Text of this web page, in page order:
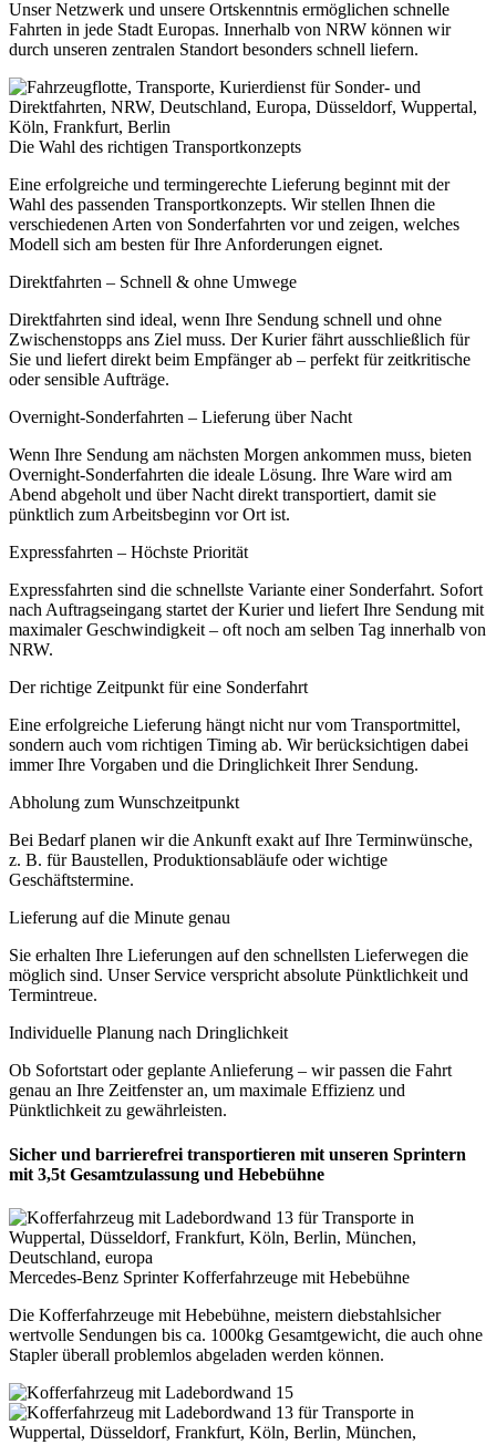
Unser Netzwerk und unsere Ortskenntnis ermöglichen schnelle
Fahrten in jede Stadt Europas. Innerhalb von NRW können wir
durch unseren zentralen Standort besonders schnell liefern.
Die Wahl des richtigen Transportkonzepts
Eine erfolgreiche und termingerechte Lieferung beginnt mit der
Wahl des passenden Transportkonzepts. Wir stellen Ihnen die
verschiedenen Arten von Sonderfahrten vor und zeigen, welches
Modell sich am besten für Ihre Anforderungen eignet.
Direktfahrten – Schnell & ohne Umwege
Direktfahrten sind ideal, wenn Ihre Sendung schnell und ohne
Zwischenstopps ans Ziel muss. Der Kurier fährt ausschließlich für
Sie und liefert direkt beim Empfänger ab – perfekt für zeitkritische
oder sensible Aufträge.
Overnight-Sonderfahrten – Lieferung über Nacht
Wenn Ihre Sendung am nächsten Morgen ankommen muss, bieten
Overnight-Sonderfahrten die ideale Lösung. Ihre Ware wird am
Abend abgeholt und über Nacht direkt transportiert, damit sie
pünktlich zum Arbeitsbeginn vor Ort ist.
Expressfahrten – Höchste Priorität
Expressfahrten sind die schnellste Variante einer Sonderfahrt. Sofort
nach Auftragseingang startet der Kurier und liefert Ihre Sendung mit
maximaler Geschwindigkeit – oft noch am selben Tag innerhalb von
NRW.
Der richtige Zeitpunkt für eine Sonderfahrt
Eine erfolgreiche Lieferung hängt nicht nur vom Transportmittel,
sondern auch vom richtigen Timing ab. Wir berücksichtigen dabei
immer Ihre Vorgaben und die Dringlichkeit Ihrer Sendung.
Abholung zum Wunschzeitpunkt
Bei Bedarf planen wir die Ankunft exakt auf Ihre Terminwünsche,
z. B. für Baustellen, Produktionsabläufe oder wichtige
Geschäftstermine.
Lieferung auf die Minute genau
Sie erhalten Ihre Lieferungen auf den schnellsten Lieferwegen die
möglich sind. Unser Service verspricht absolute Pünktlichkeit und
Termintreue.
Individuelle Planung nach Dringlichkeit
Ob Sofortstart oder geplante Anlieferung – wir passen die Fahrt
genau an Ihre Zeitfenster an, um maximale Effizienz und
Pünktlichkeit zu gewährleisten.
Sicher und barrierefrei transportieren mit unseren Sprintern
mit 3,5t Gesamtzulassung und Hebebühne
Mercedes-Benz Sprinter Kofferfahrzeuge mit Hebebühne
Die Kofferfahrzeuge mit Hebebühne, meistern diebstahlsicher
wertvolle Sendungen bis ca. 1000kg Gesamtgewicht, die auch ohne
Stapler überall problemlos abgeladen werden können.